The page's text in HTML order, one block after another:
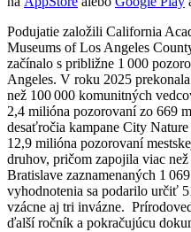
Podujatie založili California
Museums of Los Angeles
začínalo s približne 1 000
Angeles. V roku 2025
než 100 000 komunitných
2,4 milióna pozorovaní zo 669
desaťročia kampane City
12,9 milióna pozorovaní
druhov, pričom zapojila viac
Bratislave zaznamenaných 1
vyhodnotenia sa podarilo určiť
vzácne aj tri invázne.
ďalší ročník a pokračujúcu